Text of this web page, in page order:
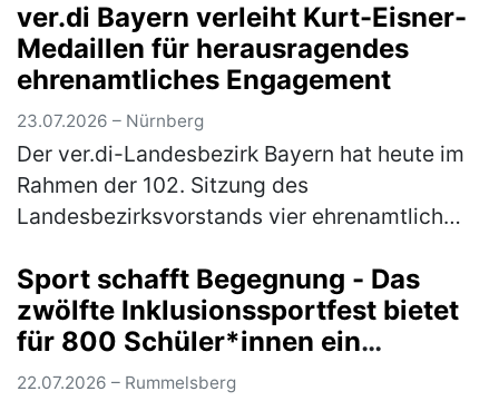
ver.di Bayern verleiht Kurt-Eisner-
Medaillen für herausragendes
ehrenamtliches Engagement
23.07.2026 – Nürnberg
Der ver.di-Landesbezirk Bayern hat heute im
Rahmen der 102. Sitzung des
Landesbezirksvorstands vier ehrenamtlich
Medaille ausgezeichnet. Mit der höchsten
Eh…(mehr)
Sport schafft Begegnung - Das
zwölfte Inklusionssportfest bietet
für 800 Schüler*innen ein
vielfältiges Bewegungsangebot
22.07.2026 – Rummelsberg